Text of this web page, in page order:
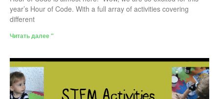
year’s Hour of Code. With a full array of activities covering
different
Читать далее "